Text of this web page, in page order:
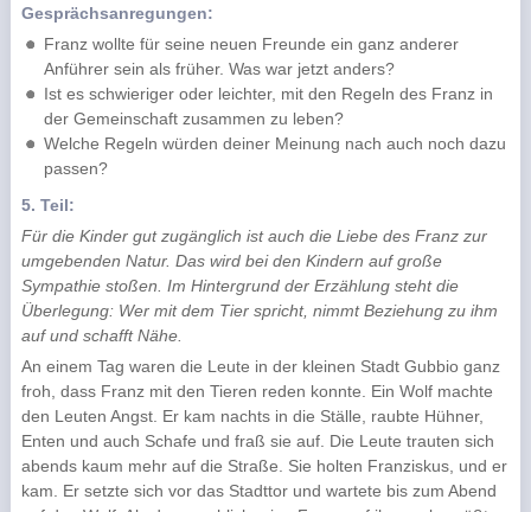
Gesprächsanregungen:
Franz wollte für seine neuen Freunde ein ganz anderer
Anführer sein als früher. Was war jetzt anders?
Ist es schwieriger oder leichter, mit den Regeln des Franz in
der Gemeinschaft zusammen zu leben?
Welche Regeln würden deiner Meinung nach auch noch dazu
passen?
5. Teil:
Für die Kinder gut zugänglich ist auch die Liebe des Franz zur
umgebenden Natur. Das wird bei den Kindern auf große
Sympathie stoßen. Im Hintergrund der Erzählung steht die
Überlegung: Wer mit dem Tier spricht, nimmt Beziehung zu ihm
auf und schafft Nähe.
An einem Tag waren die Leute in der kleinen Stadt Gubbio ganz
froh, dass Franz mit den Tieren reden konnte. Ein Wolf machte
den Leuten Angst. Er kam nachts in die Ställe, raubte Hühner,
Enten und auch Schafe und fraß sie auf. Die Leute trauten sich
abends kaum mehr auf die Straße. Sie holten Franziskus, und er
kam. Er setzte sich vor das Stadttor und wartete bis zum Abend